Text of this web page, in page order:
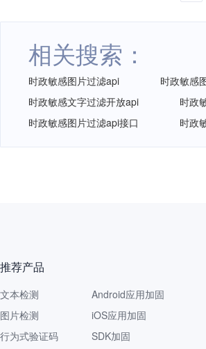
相关搜索：
时政敏感图片过滤api
时政敏感
时政敏感文字过滤开放api
时政
时政敏感图片过滤api接口
时政
推荐产品
文本检测
图片检测
行为式验证码
Android应用加固
iOS应用加固
SDK加固